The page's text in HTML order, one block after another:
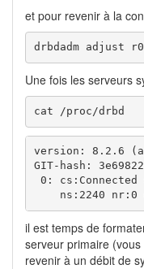
et pour revenir à la
drbdadm adjust r0
Une fois les serveurs
cat /proc/drbd
version: 8.2.6
GIT-hash:
0: cs:Connected
ns:2240 nr:0
il est temps de
serveur primaire
revenir à un débit de